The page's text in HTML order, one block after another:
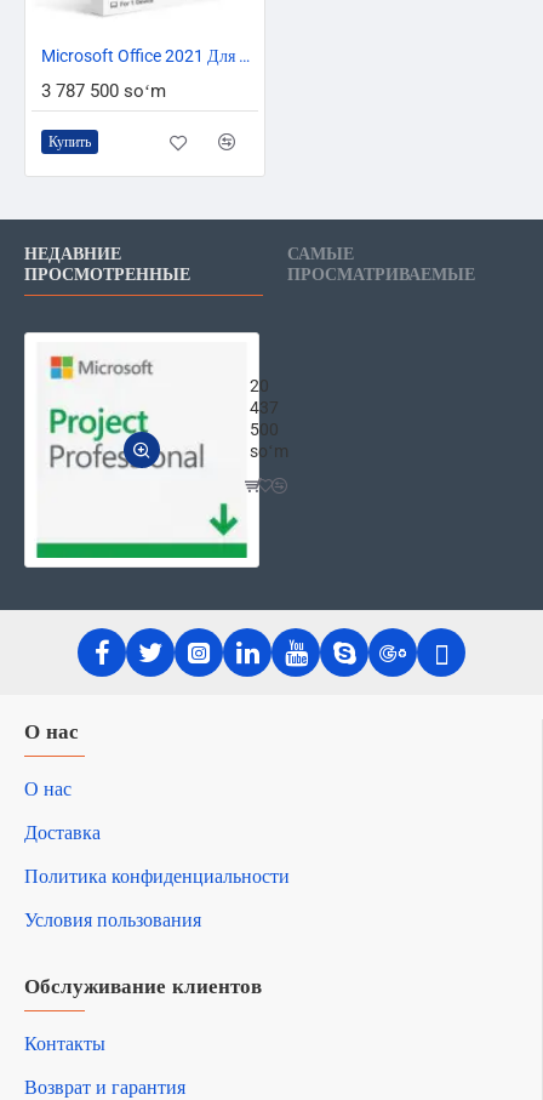
ТОП БРЕНД
ТОЛЬКО ОНЛАЙН Microsoft Office 2021 Для Дома и Бизнеса T5D-03484
3 787 500 soʻm
Купить
НЕДАВНИЕ
ПРОСМОТРЕННЫЕ
САМЫЕ
ПРОСМАТРИВАЕМЫЕ
20
437
500
soʻm
О нас
О нас
Доставка
Политика конфиденциальности
Условия пользования
Обслуживание клиентов
Контакты
Возврат и гарантия